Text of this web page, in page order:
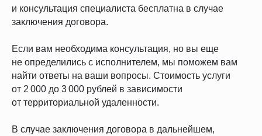
и консультация специалиста бесплатна в случае
заключения договора.
Если вам необходима консультация, но вы еще
не определились с исполнителем, мы поможем вам
найти ответы на ваши вопросы. Стоимость услуги
от 2 000 до 3 000 рублей в зависимости
от территориальной удаленности.
В случае заключения договора в дальнейшем,